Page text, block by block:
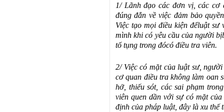
1/ Lãnhđạo các đơn vị, các cơ
đúngđắn về việc đảm bảo
Việc tạo mọiđiều kiệnđểluật sư
mình khi có yêu cầu của người bị
tố tụng trong đócó điều tra viên.
2/ Việc có mặt của luật sư,
cơ quan điều tra không làm oan
hở, thiếu sót, các sai phạm
viên quen dần với sự có mặt
định của pháp luật, đây là xu thế